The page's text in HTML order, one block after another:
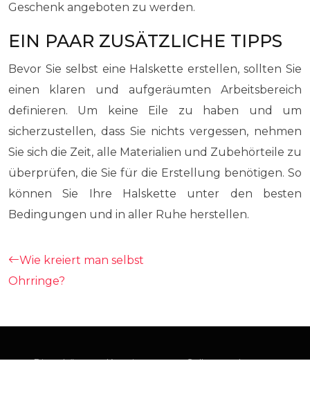
Geschenk angeboten zu werden.
EIN PAAR ZUSÄTZLICHE TIPPS
Bevor Sie selbst eine Halskette erstellen, sollten Sie
einen klaren und aufgeräumten Arbeitsbereich
definieren. Um keine Eile zu haben und um
sicherzustellen, dass Sie nichts vergessen, nehmen
Sie sich die Zeit, alle Materialien und Zubehörteile zu
überprüfen, die Sie für die Erstellung benötigen. So
können Sie Ihre Halskette unter den besten
Bedingungen und in aller Ruhe herstellen.
Wie kreiert man selbst
Ohrringe?
Die schönsten Kreationen zum Selbermachen aus